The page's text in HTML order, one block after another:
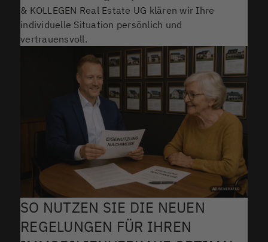
& KOLLEGEN Real Estate UG klären wir Ihre
individuelle Situation persönlich und
vertrauensvoll.
SO NUTZEN SIE DIE NEUEN
REGELUNGEN FÜR IHREN